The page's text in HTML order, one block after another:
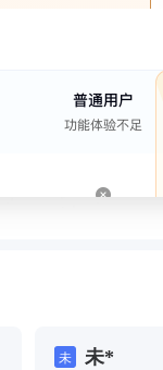
未 未*